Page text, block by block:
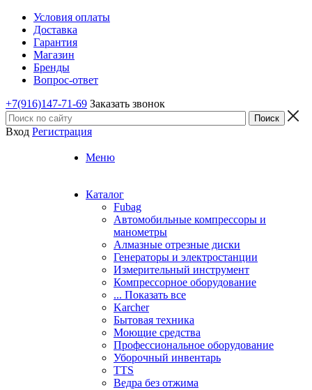
Условия оплаты
Доставка
Гарантия
Магазин
Бренды
Вопрос-ответ
+7(916)147-71-69 Заказать звонок
Вход Регистрация
Меню
Каталог
Fubag
Автомобильные компрессоры и
манометры
Алмазные отрезные диски
Генераторы и электростанции
Измерительный инструмент
Компрессорное оборудование
... Показать все
Karcher
Бытовая техника
Моющие средства
Профессиональное оборудование
Уборочный инвентарь
TTS
Ведра без отжима